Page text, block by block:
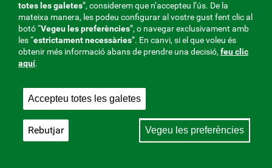
MENÚ
REDES
V20
Mútua col·laboradora amb la Seguretat Social, 275.
Fraternidad-Muprespa 2026
totes les galetes”, considerem que n’accepteu l’ús. De la
mateixa manera, les podeu configurar al vostre gust fent clic al
botó “Vegeu les preferències”, o navegar exclusivament amb
les “estrictamentnecessàries”. En canvi, si el que voleu és
obtenir més informació abans de prendre una decisió, feu clic
aquí.
Accepteu totes les galetes
Vegeu les preferències
Rebutjar